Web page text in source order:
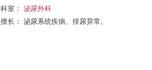
科室： 泌尿外科
擅长： 泌尿系统疾病、排尿异常。